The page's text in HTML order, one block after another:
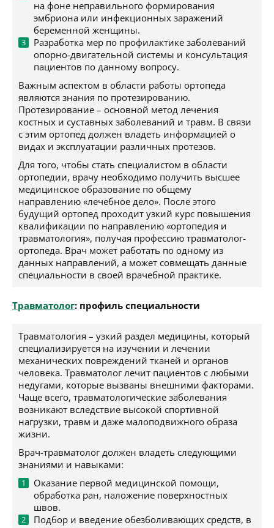
на фоне неправильного формирования
эмбриона или инфекционных заражений
беременной женщины.
Разработка мер по профилактике заболеваний
опорно-двигательной системы и консультация
пациентов по данному вопросу.
Важным аспектом в области работы ортопеда
являются знания по протезированию.
Протезирование – основной метод лечения
костных и суставных заболеваний и травм. В связи
с этим ортопед должен владеть информацией о
видах и эксплуатации различных протезов.
Для того, чтобы стать специалистом в области
ортопедии, врачу необходимо получить высшее
медицинское образование по общему
направлению «лечебное дело». После этого
будущий ортопед проходит узкий курс повышения
квалификации по направлению «ортопедия и
травматология», получая профессию травматолог-
ортопеда. Врач может работать по одному из
данных направлений, а может совмещать данные
специальности в своей врачебной практике.
Травматолог: профиль специальности
Травматология – узкий раздел медицины, который
специализируется на изучении и лечении
механических повреждений тканей и органов
человека. Травматолог лечит пациентов с любыми
недугами, которые вызваны внешними факторами.
Чаще всего, травматологические заболевания
возникают вследствие высокой спортивной
нагрузки, травм и даже малоподвижного образа
жизни.
Врач-травматолог должен владеть следующими
знаниями и навыками:
Оказание первой медицинской помощи,
обработка ран, наложение поверхностных
швов.
Подбор и введение обезболивающих средств, в